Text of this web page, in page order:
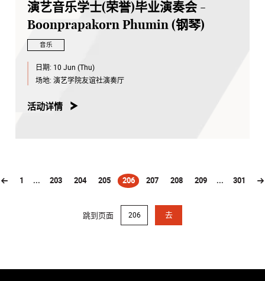
演艺音乐学士(荣誉)毕业演奏会 -
Boonprapakorn Phumin (钢琴)
音乐
日期: 10 Jun (Thu)
场地: 演艺学院友谊社演奏厅
活动详情
1 ... 203 204 205 206
(current)207 208 209 ... 301
跳到页面 去